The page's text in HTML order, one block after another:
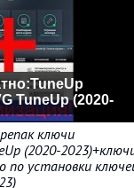
TuneUp (2020-
ключи
(2020-
по установки